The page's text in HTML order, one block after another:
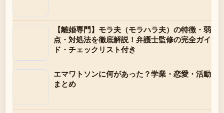
【離婚専門】モラ夫（モラハラ夫）の特徴・弱
点・対処法を徹底解説！弁護士監修の完全ガイ
ド・チェックリスト付き
エマワトソンに何があった？学業・恋愛・活動
まとめ